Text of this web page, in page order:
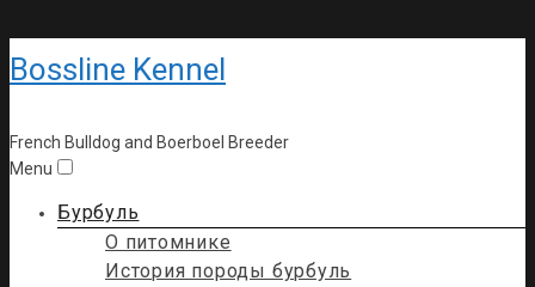
Bossline Kennel
French Bulldog and Boerboel Breeder
Menu
Бурбуль
О питомнике
История породы бурбуль